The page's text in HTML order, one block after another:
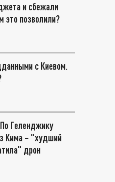
и сбежали
это позволили?
с Киевом.
Геленджику
Кима – "худший
дрон